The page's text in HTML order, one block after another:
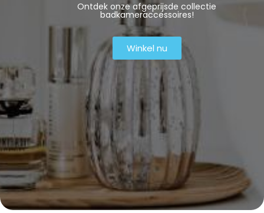
Ontdek onze afgeprijsde collectie
badkameraccessoires!
Winkel nu